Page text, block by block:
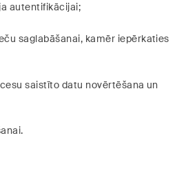
autentifikācijai;
saglabāšanai, kamēr iepērkaties
saistīto datu novērtēšana un